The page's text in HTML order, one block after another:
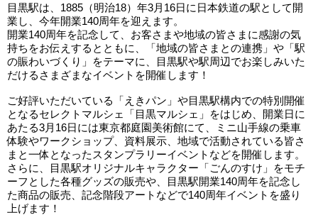
目黒駅は、1885（明治18）年3月16日に日本鉄道の駅として開
業し、今年開業140周年を迎えます。
開業140周年を記念して、お客さまや地域の皆さまに感謝の気
持ちをお伝えするとともに、「地域の皆さまとの連携」や「駅
の賑わいづくり」をテーマに、目黒駅や駅周辺でお楽しみいた
だけるさまざまなイベントを開催します！
ご好評いただいている「えきパン」や目黒駅構内での特別開催
となるセレクトマルシェ「目黒マルシェ」をはじめ、開業日に
あたる3月16日には東京都庭園美術館にて、ミニ山手線の乗車
体験やワークショップ、資料展示、地域で活動されている皆さ
まと一体となったスタンプラリーイベントなどを開催します。
さらに、目黒駅オリジナルキャラクター「ごんのすけ」をモチ
ーフとした各種グッズの販売や、目黒駅開業140周年を記念し
た商品の販売、記念階段アートなどで140周年イベントを盛り
上げます！